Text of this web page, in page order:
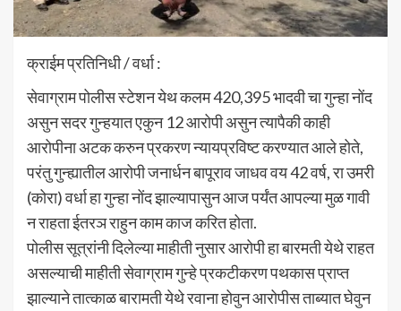
क्राईम प्रतिनिधी / वर्धा :
सेवाग्राम पोलीस स्टेशन येथ कलम 420,395 भादवी चा गुन्हा नोंद
असुन सदर गुन्हयात एकुन 12 आरोपी असुन त्यापैकी काही
आरोपीना अटक करुन प्रकरण न्यायप्रविष्ट करण्यात आले होते,
परंतु गुन्ह्यातील आरोपी जनार्धन बापूराव जाधव वय 42 वर्ष, रा उमरी
(कोरा) वर्धा हा गुन्हा नोंद झाल्यापासुन आज पर्यंत आपल्या मुळ गावी
न राहता ईतरञ राहुन काम काज करित होता.
पोलीस सूत्रांनी दिलेल्या माहीती नुसार आरोपी हा बारमती येथे राहत
असल्याची माहीती सेवाग्राम गुन्हे प्रकटीकरण पथकास प्राप्त
झाल्याने तात्काळ बारामती येथे रवाना होवुन आरोपीस ताब्यात घेवुन